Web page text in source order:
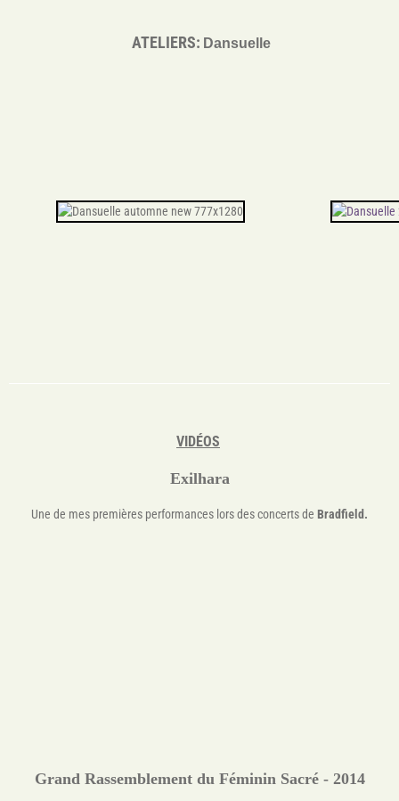
ATELIERS: Dansuelle
VIDÉOS
Exilhara
Une de mes premières performances lors des concerts de Bradfield.
Grand Rassemblement du Féminin Sacré - 2014